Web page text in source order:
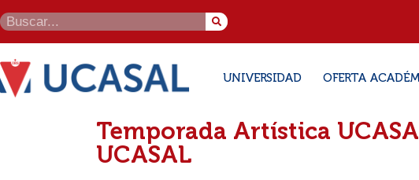
UNIVERSIDAD OFERTA
Temporada Artística
UCASAL